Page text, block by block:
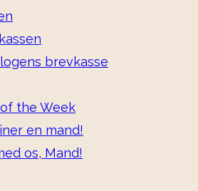
brevkasse
the Week
en mand!
os, Mand!